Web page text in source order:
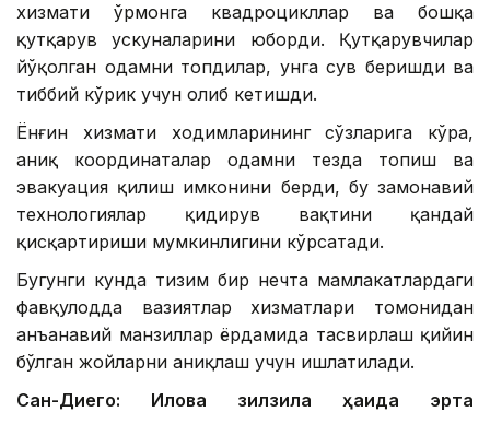
хизмати ўрмонга квадроцикллар ва бошқа
қутқарув ускуналарини юборди. Қутқарувчилар
йўқолган одамни топдилар, унга сув беришди ва
тиббий кўрик учун олиб кетишди.
Ёнғин хизмати ходимларининг сўзларига кўра,
аниқ координаталар одамни тезда топиш ва
эвакуация қилиш имконини берди, бу замонавий
технологиялар қидирув вақтини қандай
қисқартириши мумкинлигини кўрсатади.
Бугунги кунда тизим бир нечта мамлакатлардаги
фавқулодда вазиятлар хизматлари томонидан
анъанавий манзиллар ёрдамида тасвирлаш қийин
бўлган жойларни аниқлаш учун ишлатилади.
Сан-Диего: Илова зилзила ҳақида эрта